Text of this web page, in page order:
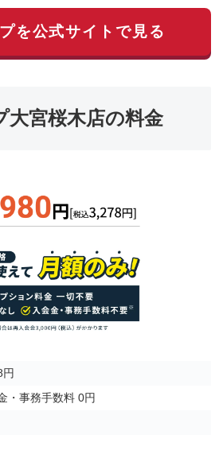
を公式サイトで見る
大宮桜木店の料金
・事務手数料 0円